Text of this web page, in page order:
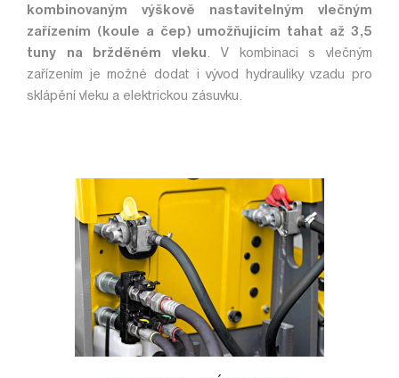
kombinovaným výškově nastavitelným vlečným
zařízením (koule a čep) umožňujícím tahat až 3,5
tuny na bržděném vleku. V kombinaci s vlečným
zařízením je možné dodat i vývod hydrauliky vzadu pro
sklápění vleku a elektrickou zásuvku.